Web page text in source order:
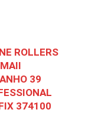
ROLLERS
39
374100